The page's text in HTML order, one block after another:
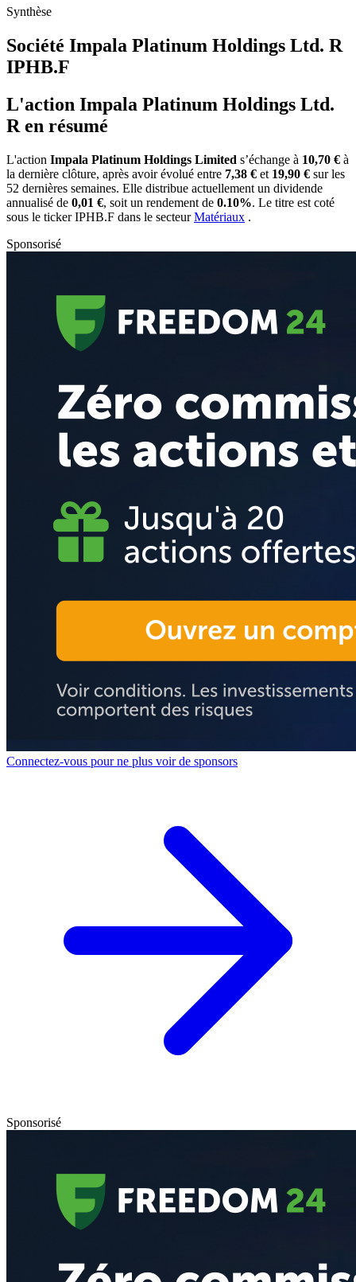
Synthèse
Société Impala Platinum Holdings Ltd. R
IPHB.F
L'action Impala Platinum Holdings Ltd.
R en résumé
L'action Impala Platinum Holdings Limited s’échange à 10,70 € à
la dernière clôture, après avoir évolué entre 7,38 € et 19,90 € sur les
52 dernières semaines. Elle distribue actuellement un dividende
annualisé de 0,01 €, soit un rendement de 0.10%. Le titre est coté
sous le tickerIPHB.F dans le secteurMatériaux .
Sponsorisé
Connectez-vous pour ne plus voir de sponsors
Sponsorisé